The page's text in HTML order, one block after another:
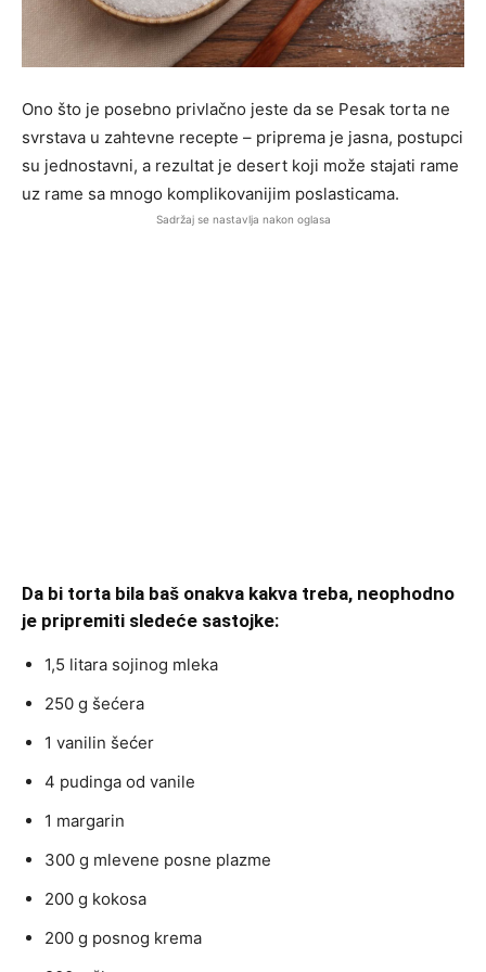
Ono što je posebno privlačno jeste da se Pesak torta ne
svrstava u zahtevne recepte – priprema je jasna, postupci
su jednostavni, a rezultat je desert koji može stajati rame
uz rame sa mnogo komplikovanijim poslasticama.
Sadržaj se nastavlja nakon oglasa
Da bi torta bila baš onakva kakva treba, neophodno
je pripremiti sledeće sastojke:
1,5 litara sojinog mleka
250 g šećera
1 vanilin šećer
4 pudinga od vanile
1 margarin
300 g mlevene posne plazme
200 g kokosa
200 g posnog krema